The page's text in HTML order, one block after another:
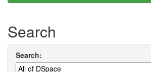
Search
Search: